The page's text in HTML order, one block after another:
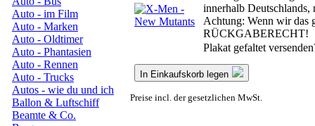
Auto - im Film
Auto - Marken
Auto - Oldtimer
Auto - Phantasien
Auto - Rennen
Auto - Trucks
Autos - wie du und ich
Ballon & Luftschiff
Beamte & Co.
innerhalb Deutschlands,
Achtung: Wenn wir das
RÜCKGABERECHT!
Plakat gefaltet
In Einkaufskorb legen
Preise incl. der gesetzlichen MwSt.